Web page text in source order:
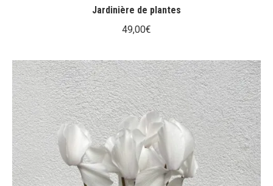
Jardinière de plantes
49,00€